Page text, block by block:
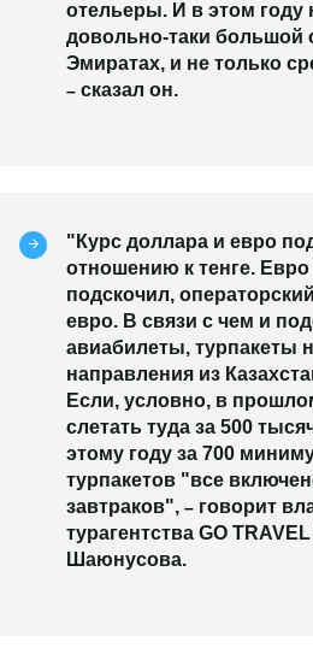
отельеры. И в этом году
довольно-таки большой
Эмиратах, и не только
– сказал он.
"Курс доллара и евро
отношению к тенге.
подскочил,
евро. В связи с чем и
авиабилеты, турпакеты
направления из
Если, условно, в
слетать туда за 500
этому году за 700
турпакетов "все
завтраков", – говорит
турагентства GO
Шаюнусова.